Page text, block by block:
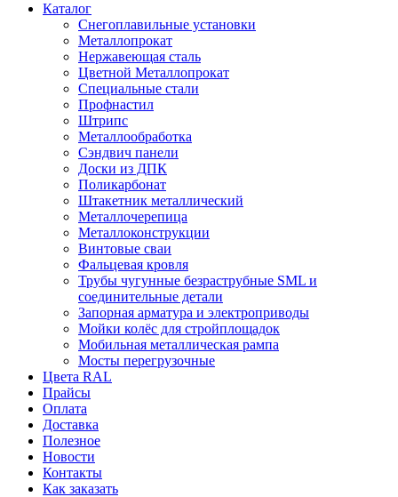
Каталог
Снегоплавильные установки
Металлопрокат
Нержавеющая сталь
Цветной Металлопрокат
Специальные стали
Профнастил
Штрипс
Металлообработка
Сэндвич панели
Доски из ДПК
Поликарбонат
Штакетник металлический
Металлочерепица
Металлоконструкции
Винтовые сваи
Фальцевая кровля
Трубы чугунные безраструбные SML и
соединительные детали
Запорная арматура и электроприводы
Мойки колёс для стройплощадок
Мобильная металлическая рампа
Мосты перегрузочные
Цвета RAL
Прайсы
Оплата
Доставка
Полезное
Новости
Контакты
Как заказать